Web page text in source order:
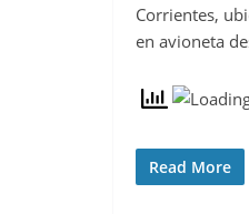
Corrientes,
en avioneta
Read More